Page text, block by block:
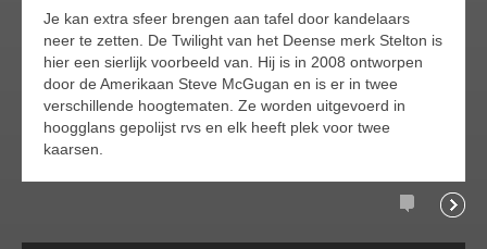
Je kan extra sfeer brengen aan tafel door kandelaars
neer te zetten. De Twilight van het Deense merk Stelton is
hier een sierlijk voorbeeld van. Hij is in 2008 ontworpen
door de Amerikaan Steve McGugan en is er in twee
verschillende hoogtematen. Ze worden uitgevoerd in
hoogglans gepolijst rvs en elk heeft plek voor twee
kaarsen.
Comments